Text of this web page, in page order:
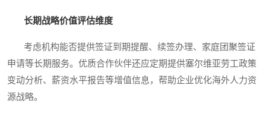
长期战略价值评估维度
考虑机构能否提供签证到期提醒、续签办理、家庭团聚签证
申请等长期服务。优质合作伙伴还应定期提供塞尔维亚劳工政策
变动分析、薪资水平报告等增值信息，帮助企业优化海外人力资
源战略。